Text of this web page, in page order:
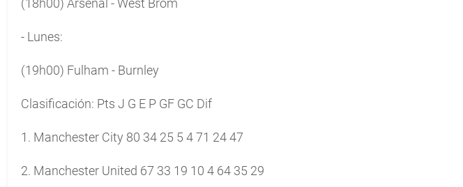
(18h00) Arsenal - West Brom
- Lunes:
(19h00) Fulham - Burnley
Clasificación: Pts J G E P GF GC Dif
1. Manchester City 80 34 25 5 4 71 24 47
2. Manchester United 67 33 19 10 4 64 35 29